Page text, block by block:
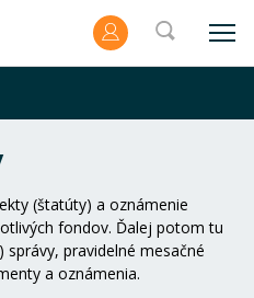
(štatúty) a oznámenie
fondov. Ďalej potom tu
pravidelné mesačné
a oznámenia.